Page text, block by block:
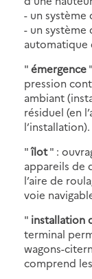
- un système
- un système
automatique
"émergence
pression
ambiant
résiduel (en
l’installation).
"îlot" :
appareils de
l’aire de
voie
" installation
terminal
wagons-
comprend